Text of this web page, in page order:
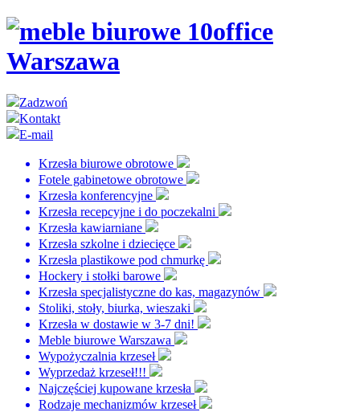
Zadzwoń
Kontakt
E-mail
Krzesła biurowe obrotowe
Fotele gabinetowe obrotowe
Krzesła konferencyjne
Krzesła recepcyjne i do poczekalni
Krzesła kawiarniane
Krzesła szkolne i dziecięce
Krzesła plastikowe pod chmurkę
Hockery i stołki barowe
Krzesła specjalistyczne do kas, magazynów
Stoliki, stoły, biurka, wieszaki
Krzesła w dostawie w 3-7 dni!
Meble biurowe Warszawa
Wypożyczalnia krzeseł
Wyprzedaż krzeseł!!!
Najczęściej kupowane krzesła
Rodzaje mechanizmów krzeseł